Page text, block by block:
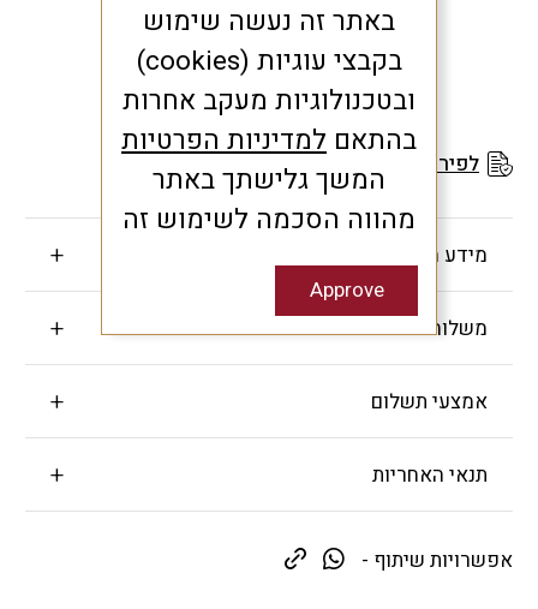
לפירוט תנאי האחריות
מידע חשוב
משלוחים והחזרות
אמצעי תשלום
תנאי האחריות
אפשרויות שיתוף -
באתר זה נעשה שימוש
בקבצי עוגיות (cookies)
ובטכנולוגיות מעקב אחרות
בהתאם למדיניות הפרטיות
המשך גלישתך באתר
מהווה הסכמה לשימוש זה
Approve